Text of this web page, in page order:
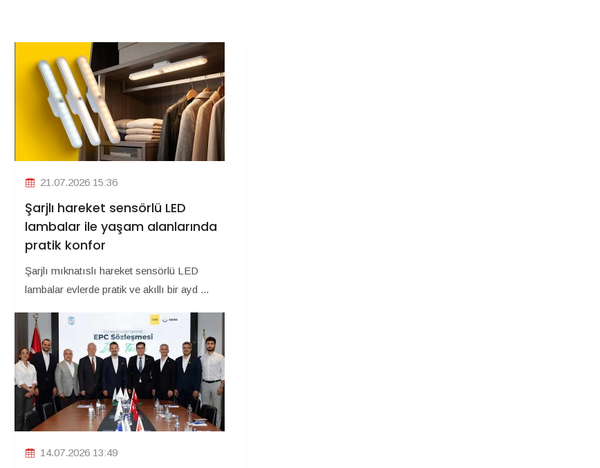
21.07.2026 15:36
Şarjlı hareket sensörlü LED
lambalar ile yaşam alanlarında
pratik konfor
Şarjlı mıknatıslı hareket sensörlü LED
lambalar evlerde pratik ve akıllı bir ayd ...
14.07.2026 13:49